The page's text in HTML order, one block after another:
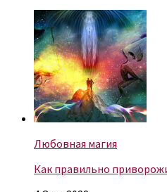
Любовная магия
Как правильно